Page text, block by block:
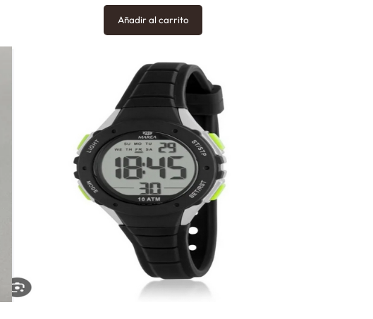
Añadir al carrito